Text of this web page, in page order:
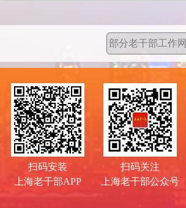
扫码安装
上海老干部APP
扫码关注
上海老干部公众号